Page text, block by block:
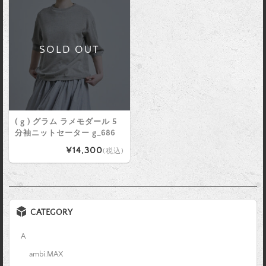
SOLD OUT
( g ) グラム ラメモダール 5
分袖ニットセーター g_686
¥14,300(税込)
CATEGORY
A
ambi.MAX